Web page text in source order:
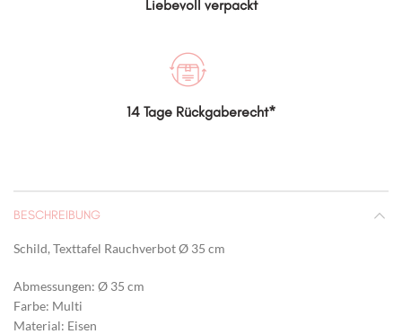
Liebevoll verpackt
14 Tage Rückgaberecht*
BESCHREIBUNG
Schild, Texttafel Rauchverbot Ø 35 cm
Abmessungen: Ø 35 cm
Farbe: Multi
Material: Eisen